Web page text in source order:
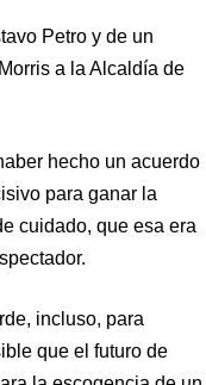
Petro y de un
a la Alcaldía de
hecho un acuerdo
para ganar la
cuidado, que esa era
incluso, para
que el futuro de